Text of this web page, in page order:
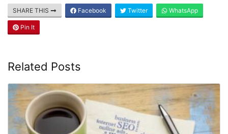
SHARE THIS Facebook Twitter WhatsApp
Pin It
Related Posts